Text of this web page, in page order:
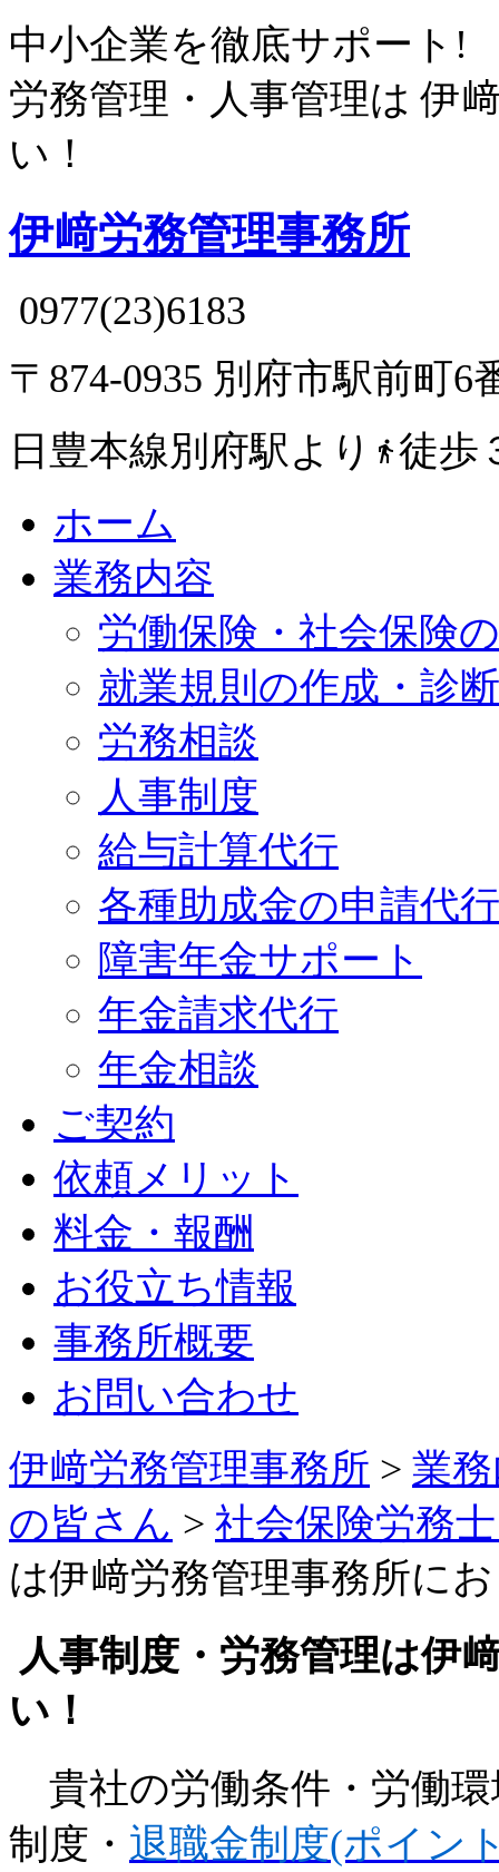
中小企業を徹底サポート!
労務管理・人事管理は伊
い！
伊﨑労務管理事務所
0977(23)6183
〒874-0935 別府市駅前町6
日豊本線別府駅より
 徒歩
ホーム
業務内容
労働保険・社会保険
就業規則の作成・診断
労務相談
人事制度
給与計算代行
各種助成金の申請代行
障害年金サポート
年金請求代行
年金相談
ご契約
依頼メリット
料金・報酬
お役立ち情報
事務所概要
お問い合わせ
伊﨑労務管理事務所 > 業
の皆さん > 社会保険労務
は伊﨑労務管理事務所に
人事制度・労務管理は伊
い！
貴社の労働条件・労働
制度・ 退職金制度(ポイン